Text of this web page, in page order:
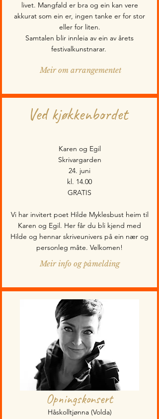
livet. Mangfald er bra og ein kan vere
akkurat som ein er, ingen tanke er for stor
eller for liten.
Samtalen blir innleia av ein av årets
festivalkunstnarar.
Meir om arrangementet
Ved kjøkkenbordet
Karen og Egil
Skrivargarden
24. juni
kl. 14.00
GRATIS
Vi har invitert poet Hilde Myklesbust heim til
Karen og Egil. Her får du bli kjend med
Hilde og hennar skriveunivers på ein nær og
personleg måte. Velkomen!
Meir info og påmelding
Opningskonsert
Håskolltjønna (Volda)